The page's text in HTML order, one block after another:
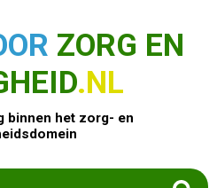
ZORG EN
.NL
binnen het zorg- en